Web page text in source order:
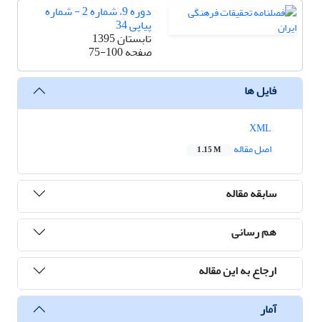
دوره 9، شماره 2 - شماره
پیاپی 34
تابستان 1395
صفحه75-100
فایل ها
اصل مقاله
1.15 M
سابقه مقاله
هم رسانی
ارجاع به این مقاله
آمار